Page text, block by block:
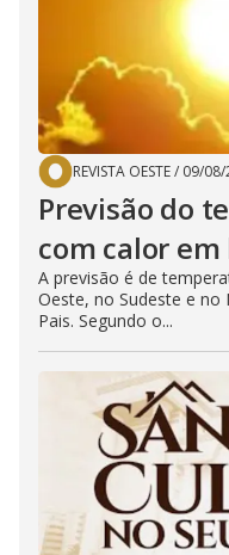
REVISTA OESTE/ 09/
Previsão do
com calor
A previsão é de
Oeste, no Sudeste e
Pais. Segundo o...